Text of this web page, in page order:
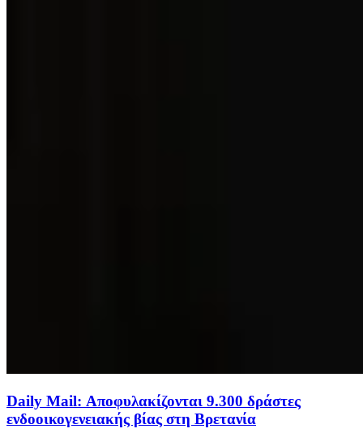
Daily Mail: Αποφυλακίζονται 9.300 δράστες
ενδοοικογενειακής βίας στη Βρετανία